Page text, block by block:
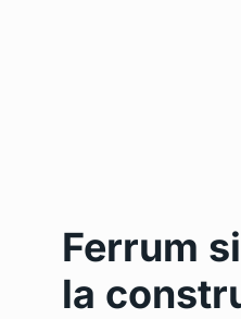
Ferrum
la